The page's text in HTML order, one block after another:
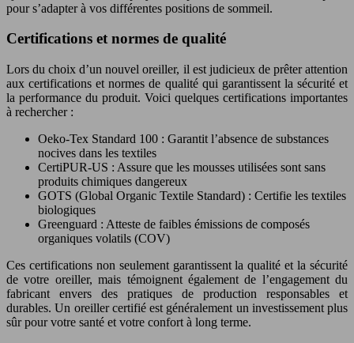
pour s’adapter à vos différentes positions de sommeil.
Certifications et normes de qualité
Lors du choix d’un nouvel oreiller, il est judicieux de prêter attention
aux certifications et normes de qualité qui garantissent la sécurité et
la performance du produit. Voici quelques certifications importantes
à rechercher :
Oeko-Tex Standard 100 : Garantit l’absence de substances
nocives dans les textiles
CertiPUR-US : Assure que les mousses utilisées sont sans
produits chimiques dangereux
GOTS (Global Organic Textile Standard) : Certifie les textiles
biologiques
Greenguard : Atteste de faibles émissions de composés
organiques volatils (COV)
Ces certifications non seulement garantissent la qualité et la sécurité
de votre oreiller, mais témoignent également de l’engagement du
fabricant envers des pratiques de production responsables et
durables. Un oreiller certifié est généralement un investissement plus
sûr pour votre santé et votre confort à long terme.